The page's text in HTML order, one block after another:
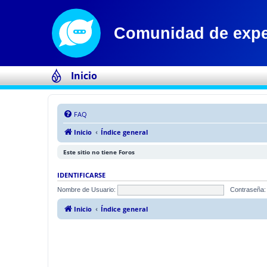
Inicio
FAQ
Inicio
Índice general
Este sitio no tiene Foros
IDENTIFICARSE
Nombre de Usuario: Contraseña:
Inicio Índice general